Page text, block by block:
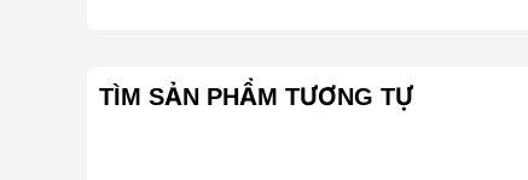
TÌM SẢN PHẨM TƯƠNG TỰ